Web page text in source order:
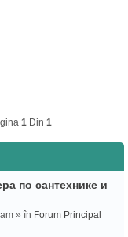
1 Din 1
по сантехнике и
» în Forum Principal